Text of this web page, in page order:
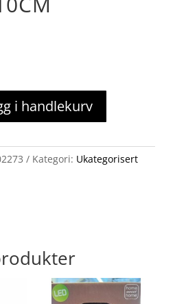
i handlekurv
Kategori: Ukategorisert